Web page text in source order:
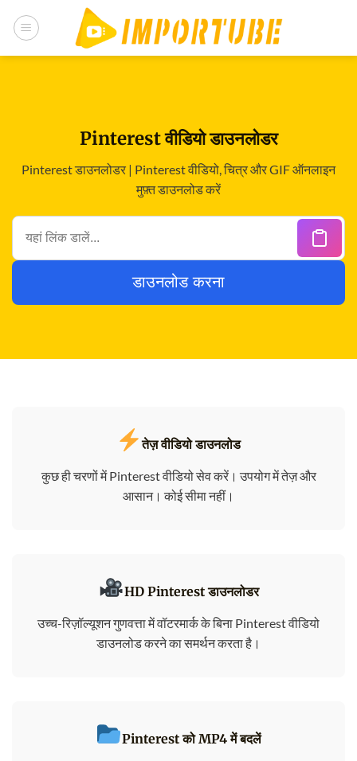
Pinterest वीडियो डाउनलोडर
Pinterest डाउनलोडर | Pinterest वीडियो, चित्र और GIF ऑनलाइन
मुफ़्त डाउनलोड करें
तेज़ वीडियो डाउनलोड
कुछ ही चरणों में Pinterest वीडियो सेव करें। उपयोग में तेज़ और
आसान। कोई सीमा नहीं।
HD Pinterest डाउनलोडर
उच्च-रिज़ॉल्यूशन गुणवत्ता में वॉटरमार्क के बिना Pinterest वीडियो
डाउनलोड करने का समर्थन करता है।
Pinterest को MP4 में बदलें